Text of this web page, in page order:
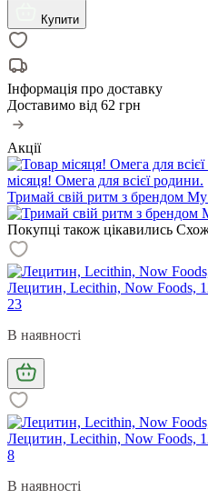
Купити
Інформація про доставку
Доставимо від 62 грн
Акції
місяця! Омега для всієї родини.
Тримай свій ритм з брендом
Покупці також цікавились
Лецитин, Lecithin, Now Foods,
23
В наявності
Лецитин, Lecithin, Now Foods,
8
В наявності